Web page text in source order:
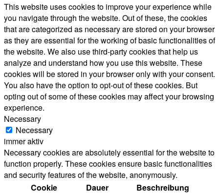
This website uses cookies to improve your experience while
you navigate through the website. Out of these, the cookies
that are categorized as necessary are stored on your browser
as they are essential for the working of basic functionalities of
the website. We also use third-party cookies that help us
analyze and understand how you use this website. These
cookies will be stored in your browser only with your consent.
You also have the option to opt-out of these cookies. But
opting out of some of these cookies may affect your browsing
experience.
Necessary
Necessary
immer aktiv
Necessary cookies are absolutely essential for the website to
function properly. These cookies ensure basic functionalities
and security features of the website, anonymously.
Cookie
Dauer Beschreibung